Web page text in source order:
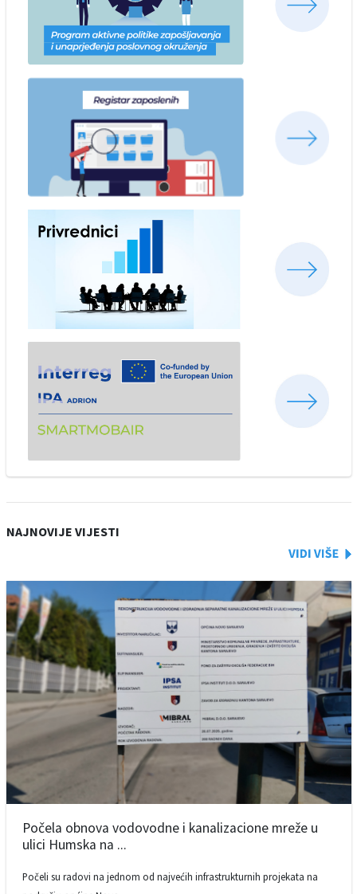
NAJNOVIJE VIJESTI
Počela obnova vodovodne i kanalizacione mreže u
ulici Humska na ...
Počeli su radovi na jednom od najvećih infrastrukturnih projekata na